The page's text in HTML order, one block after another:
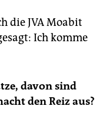
die JVA Moabit
Ich komme
davon sind
den Reiz aus?